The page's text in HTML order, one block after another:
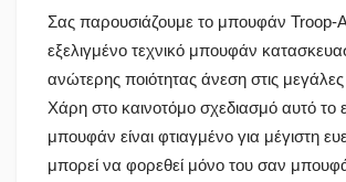
Σας παρουσιάζουμε το μπουφάν Troop-
εξελιγμένο τεχνικό μπουφάν
ανώτερης ποιότητας άνεση στις
Χάρη στο καινοτόμο σχεδιασμό αυτό το
μπουφάν είναι φτιαγμένο για μέγιστη
μπορεί να φορεθεί μόνο του σαν